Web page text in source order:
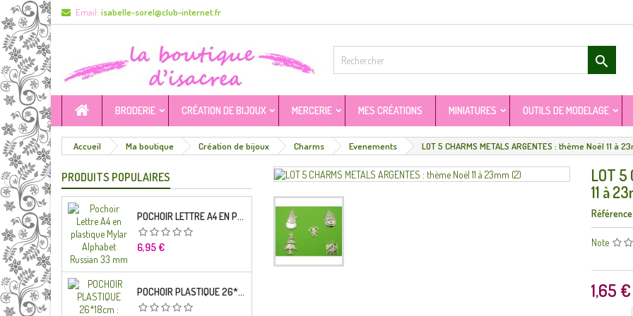
Email: isabelle-sorel@club-internet.fr

BRODERIE CRÉATION DE BIJOUX MERCERIE MES CRÉATIONS MINIATURES OUTILS DE MODELAGE
Accueil Ma boutique Création de bijoux Charms Evenements LOT 5 CHARMS METALS ARGENTES : thème Noël 11 à
PRODUITS POPULAIRES
POCHOIR LETTRE A4 EN PLASTIQUE MYLAR ALPHABET RUSSIAN 33 MM
Prix
6,95 €
POCHOIR PLASTIQUE 26*18CM : ALPHABET (04)
LOT 5
11 à
Référence
Note
1,65 €